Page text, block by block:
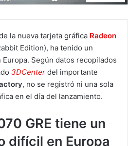
la nueva tarjeta gráfica Radeon
Edition), ha tenido un
Según datos recopilados
3DCenter del importante
, no se registró ni una sola
en el día del lanzamiento.
GRE tiene un
difícil en Europa